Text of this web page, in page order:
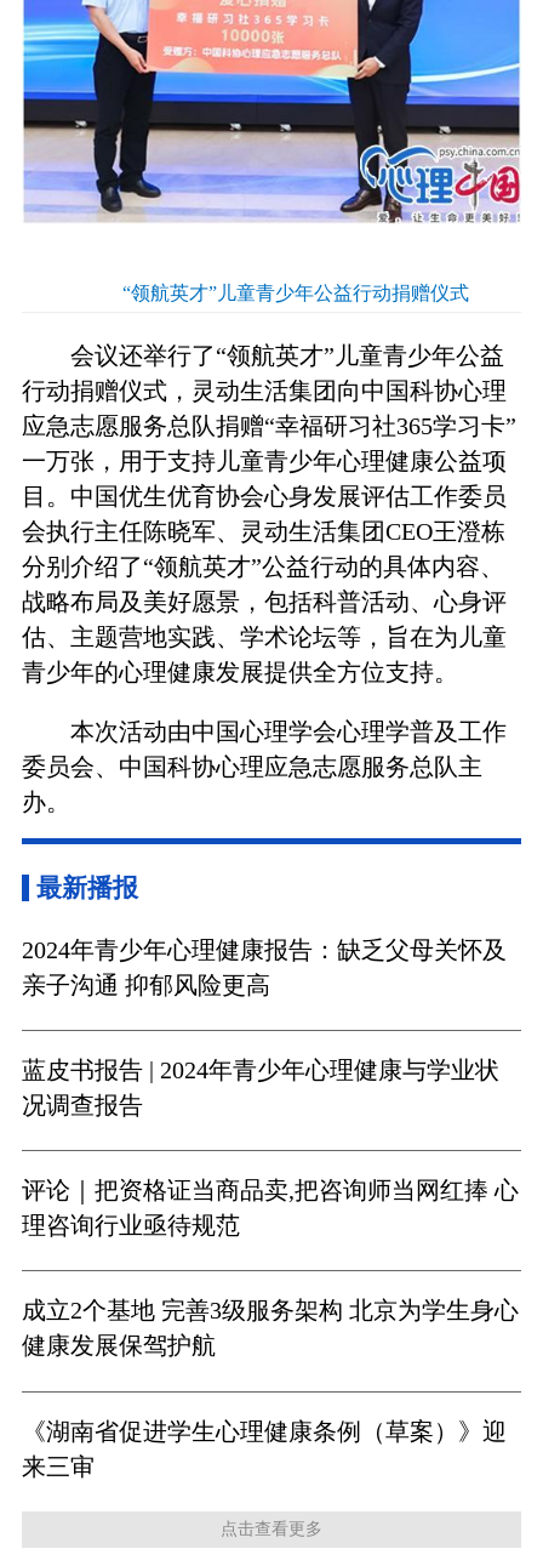
“领航英才”儿童青少年公益行动捐赠仪式
会议还举行了“领航英才”儿童青少年公益
行动捐赠仪式，灵动生活集团向中国科协心理
应急志愿服务总队捐赠“幸福研习社365学习卡”
一万张，用于支持儿童青少年心理健康公益项
目。中国优生优育协会心身发展评估工作委员
会执行主任陈晓军、灵动生活集团CEO王澄栋
分别介绍了“领航英才”公益行动的具体内容、
战略布局及美好愿景，包括科普活动、心身评
估、主题营地实践、学术论坛等，旨在为儿童
青少年的心理健康发展提供全方位支持。
本次活动由中国心理学会心理学普及工作
委员会、中国科协心理应急志愿服务总队主
办。
最新播报
2024年青少年心理健康报告：缺乏父母关怀及
亲子沟通 抑郁风险更高
蓝皮书报告 | 2024年青少年心理健康与学业状
况调查报告
评论｜把资格证当商品卖,把咨询师当网红捧 心
理咨询行业亟待规范
成立2个基地 完善3级服务架构 北京为学生身心
健康发展保驾护航
《湖南省促进学生心理健康条例（草案）》迎
来三审
点击查看更多